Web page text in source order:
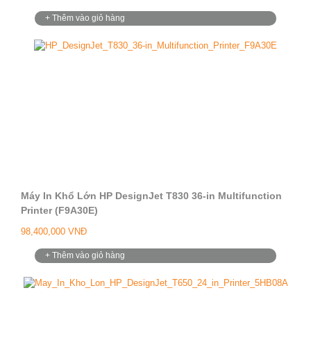
+ Thêm vào giỏ hàng
Máy In Khổ Lớn HP DesignJet T830 36-in Multifunction
Printer (F9A30E)
98,400,000 VNĐ
+ Thêm vào giỏ hàng